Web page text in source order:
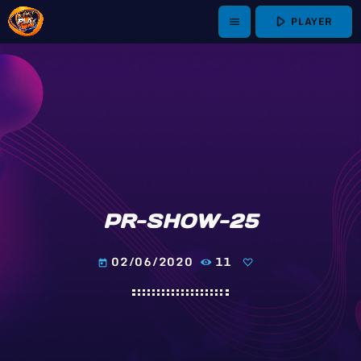
menu play_arrow PLAYER
PR-SHOW-25
today 02/06/2020 11